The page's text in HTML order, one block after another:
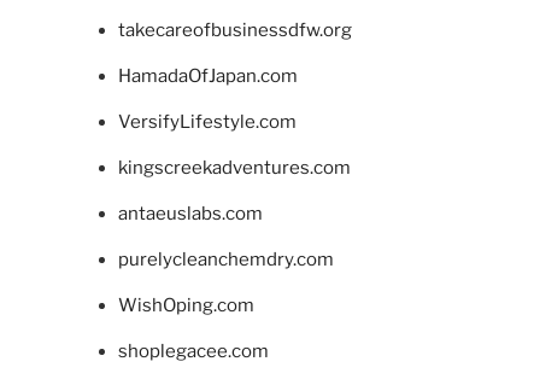
takecareofbusinessdfw.org
HamadaOfJapan.com
VersifyLifestyle.com
kingscreekadventures.com
antaeuslabs.com
purelycleanchemdry.com
WishOping.com
shoplegacee.com